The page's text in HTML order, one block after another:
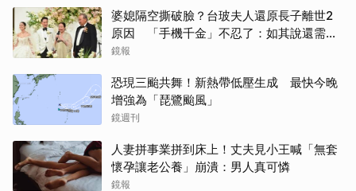
婆媳隔空撕破臉？台玻夫人還原長子離世2
原因 「手機千金」不忍了：如其說還需要
離開嗎？
鏡報
恐現三颱共舞！新熱帶低壓生成 最快今晚
增強為「琵鷺颱風」
鏡週刊
人妻拼事業拼到床上！丈夫見小王喊「無套
懷孕讓老公養」崩潰：男人真可憐
鏡報